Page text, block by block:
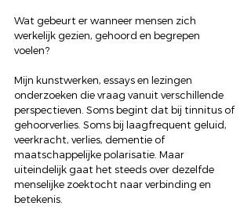
Wat gebeurt er wanneer mensen zich
werkelijk gezien, gehoord en begrepen
voelen?
Mijn kunstwerken, essays en lezingen
onderzoeken die vraag vanuit verschillende
perspectieven. Soms begint dat bij tinnitus of
gehoorverlies. Soms bij laagfrequent geluid,
veerkracht, verlies, dementie of
maatschappelijke polarisatie. Maar
uiteindelijk gaat het steeds over dezelfde
menselijke zoektocht naar verbinding en
betekenis.